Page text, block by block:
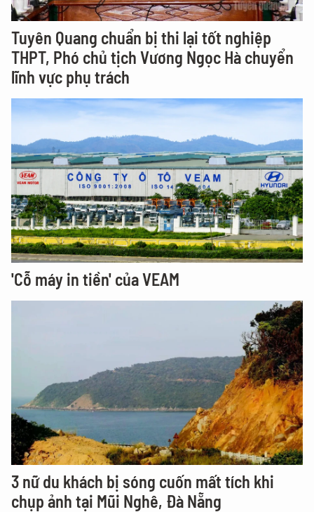
Tuyên Quang chuẩn bị thi lại tốt nghiệp
THPT, Phó chủ tịch Vương Ngọc Hà chuyển
lĩnh vực phụ trách
'Cỗ máy in tiền' của VEAM
3 nữ du khách bị sóng cuốn mất tích khi
chụp ảnh tại Mũi Nghê, Đà Nẵng